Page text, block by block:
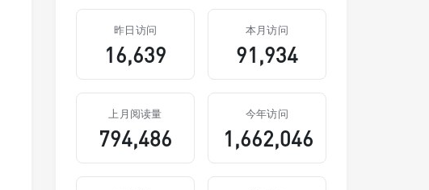
昨日访问
16,639
本月访问
91,934
上月阅读量
794,486
今年访问
1,662,046